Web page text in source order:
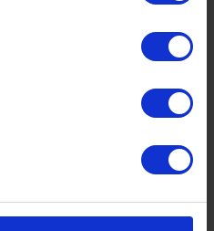
I lager